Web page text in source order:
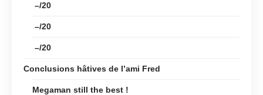
–/20
–/20
–/20
Conclusions hâtives de l’ami Fred
Megaman still the best !